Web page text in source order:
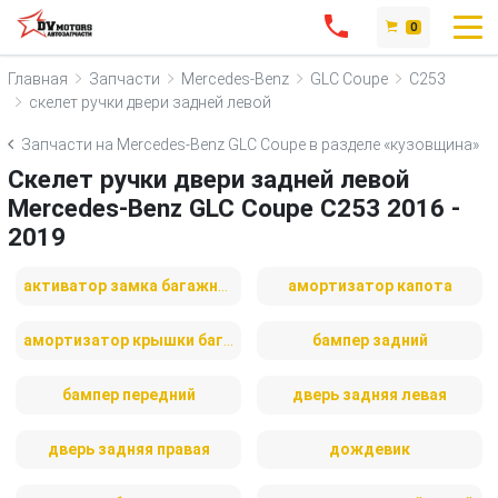
0
Главная Запчасти Mercedes-Benz GLC Coupe
C253
скелет ручки двери задней левой
Запчасти на Mercedes-Benz GLC Coupe в разделе «кузовщина»
Скелет ручки двери задней левой
Mercedes-Benz GLC Coupe C253 2016 -
2019
амортизатор капота
бампер задний
бампер передний дверь задняя левая
дверь задняя правая дождевик